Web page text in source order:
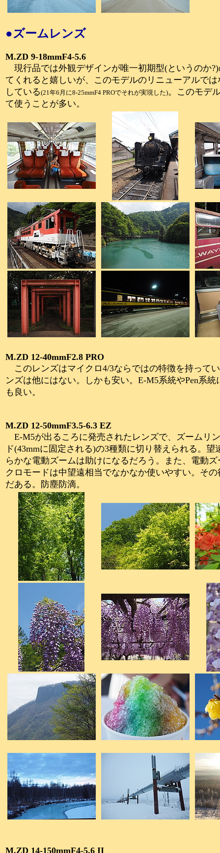
●ズームレンズ
M.ZD 9-18mmF4-5.6
現行品では外観デザインが唯一初期型(というのか
てくれると嬉しいが、このモデルのリニューアルで
している(21年6月に8-25mmF4 PROでそれが実現した)。このモデ
て使うことが多い。
M.ZD 12-40mmF2.8 PRO
このレンズはマイクロ4/3ならではの特徴を持って
ンズは他にはない。しかも安い。E-M5系統やPen系
も良い。
M.ZD 12-50mmF3.5-6.3 EZ
E-M5が出るころに発売されたレンズで、ズームリ
ド(43mmに固定される)の3種類に切り替えられる。
らかな電動ズームは助けになるだろう。また、電動
クロモードは中望遠相当でなかなか使いやすい。そ
だある。防塵防滴。
M.ZD 14-150mmF4-5.6 II